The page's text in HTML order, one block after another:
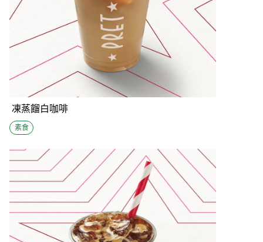
凍蒸餾白咖啡
素食